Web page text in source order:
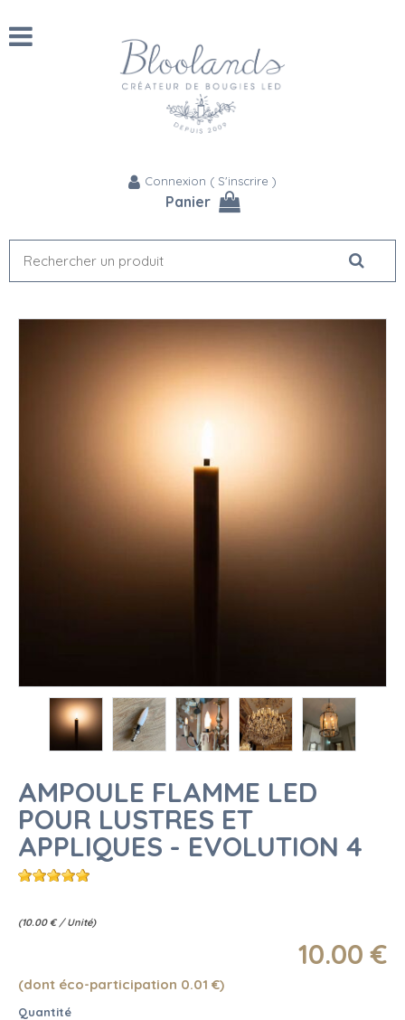
Connexion ( S'inscrire )
Panier
AMPOULE FLAMME LED
POUR LUSTRES ET
APPLIQUES - EVOLUTION 4
(10.00 € / Unité)
10.00 €
(dont éco-participation 0.01 €)
Quantité